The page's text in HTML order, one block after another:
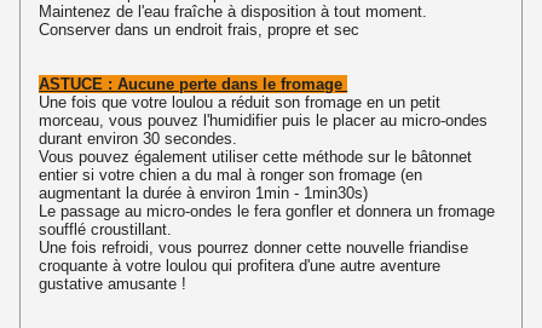
Maintenez de l'eau fraîche à disposition à tout moment.
Conserver dans un endroit frais, propre et sec
ASTUCE : Aucune perte dans le fromage
Une fois que votre loulou a réduit son fromage en un petit
morceau, vous pouvez l'humidifier puis le placer au micro-ondes
durant environ 30 secondes.
Vous pouvez également utiliser cette méthode sur le bâtonnet
entier si votre chien a du mal à ronger son fromage (en
augmentant la durée à environ 1min - 1min30s)
Le passage au micro-ondes le fera gonfler et donnera un fromage
soufflé croustillant.
Une fois refroidi, vous pourrez donner cette nouvelle friandise
croquante à votre loulou qui profitera d'une autre aventure
gustative amusante !